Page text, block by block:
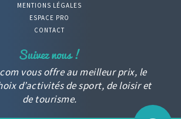
MENTIONS LÉGALES
ESPACE PRO
CONTACT
vous offre au meilleur prix, le
d’activités de sport, de loisir et
de tourisme.